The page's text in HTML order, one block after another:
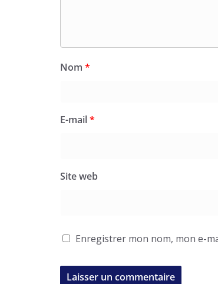
Nom *
E-mail*
Site web
Enregistrer mon nom, mon e-